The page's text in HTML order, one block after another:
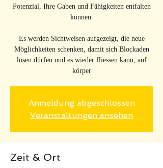
Potenzial, Ihre Gaben und Fähigkeiten entfalten
können.
Es werden Sichtweisen aufgezeigt, die neue
Möglichkeiten schenken, damit sich Blockaden
lösen dürfen und es wieder fliessen kann, auf
körper
Anmeldung abgeschlossen
Veranstaltungen ansehen
Zeit & Ort